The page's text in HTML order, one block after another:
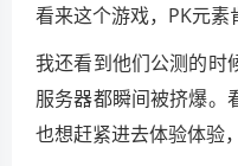
看来这个游戏，PK元素
我还看到他们公测的时
服务器都瞬间被挤爆。
也想赶紧进去体验体验